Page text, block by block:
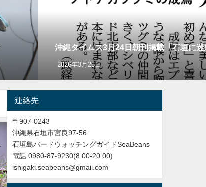
沖縄タイムス3月24日朝刊掲載「石垣
2026年3月25日
連絡先
〒907-0243
沖縄県石垣市宮良97-56
石垣島バードウォッチングガイドSeaBeans
電話 0980-87-9230(8:00-20:00)
ishigaki.seabeans@gmail.com